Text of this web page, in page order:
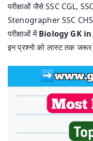
परीक्षाओं जैसे SSC CGL,
Stenographer SSC
परीक्षाओं मेंBiology GK
इन प्रश्नो को लास्ट तक